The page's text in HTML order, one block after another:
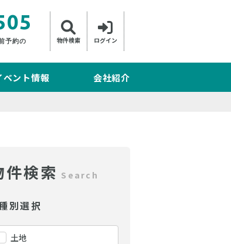
予約の
物件検索 ログイン
ベント情報 会社紹介
件検索 Search
別選択
土地